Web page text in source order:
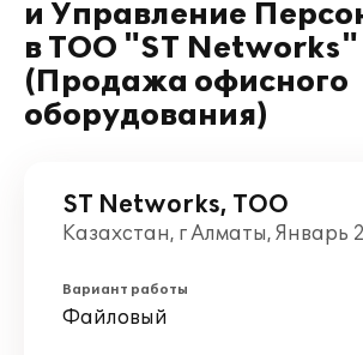
и Управление
в ТОО "ST Networks"
(Продажа офисного
оборудования)
ST Networks, ТОО
Казахстан, г Алматы, Январь
Вариант работы
Файловый